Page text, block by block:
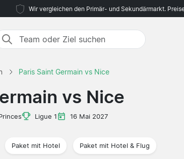
Wir vergleichen den Primär- und Sekundärmarkt.
Paris Saint Germain vs Nice
vs Nice
Ligue 1 16 Mai 2027
Paket mit Hotel Paket mit Hotel & Flug